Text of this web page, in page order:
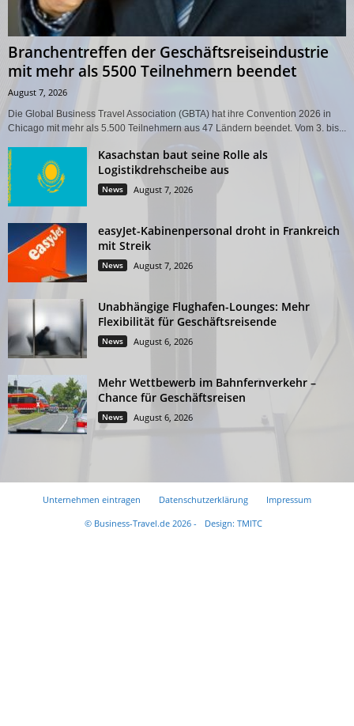
Branchentreffen der Geschäftsreiseindustrie
mit mehr als 5500 Teilnehmern beendet
August 7, 2026
Die Global Business Travel Association (GBTA) hat ihre Convention 2026 in
Chicago mit mehr als 5.500 Teilnehmern aus 47 Ländern beendet. Vom 3. bis...
Kasachstan baut seine Rolle als
Logistikdrehscheibe aus
News August 7, 2026
easyJet-Kabinenpersonal droht in Frankreich
mit Streik
News August 7, 2026
Unabhängige Flughafen-Lounges: Mehr
Flexibilität für Geschäftsreisende
News August 6, 2026
Mehr Wettbewerb im Bahnfernverkehr –
Chance für Geschäftsreisen
News August 6, 2026
Unternehmen eintragen Datenschutzerklärung
Impressum
© Business-Travel.de 2026 -
Design: TMITC